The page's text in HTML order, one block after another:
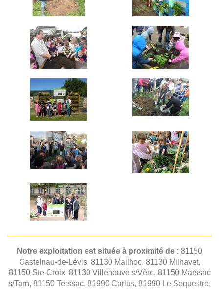
Notre exploitation est située à proximité de : 81150
Castelnau-de-Lévis, 81130 Mailhoc, 81130 Milhavet,
81150 Ste-Croix, 81130 Villeneuve s/Vère, 81150 Marssac
s/Tarn, 81150 Terssac, 81990 Carlus, 81990 Le Sequestre,